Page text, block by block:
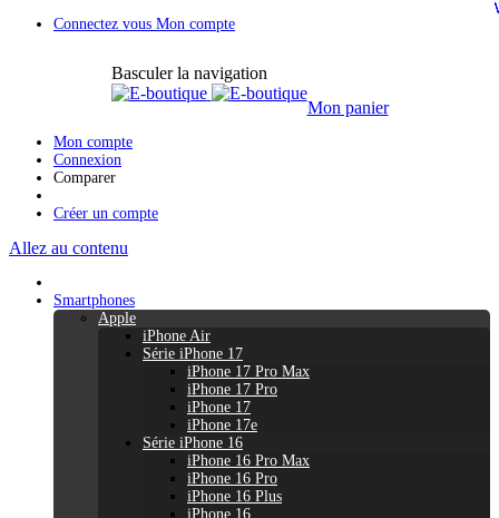
Connectez vous Mon compte
Basculer la navigation
Mon panier
Mon compte
Connexion
Comparer
Créer un compte
Allez au contenu
Smartphones
Apple
iPhone Air
Série iPhone 17
iPhone 17 Pro Max
iPhone 17 Pro
iPhone 17
iPhone 17e
Série iPhone 16
iPhone 16 Pro Max
iPhone 16 Pro
iPhone 16 Plus
iPhone 16